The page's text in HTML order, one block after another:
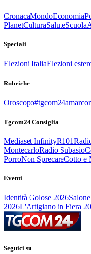
CronacaMondoEconomia
PlanetCulturaSaluteScuola
Speciali
Elezioni ItaliaElezioni
Rubriche
Oroscopo
Tgcom24 Consiglia
Mediaset InfinityR101
MontecarloRadio Subasio
PorroNon SprecareCotto e
Eventi
Identità Golose 2026
2026L'Artigiano in Fiera
Seguici su